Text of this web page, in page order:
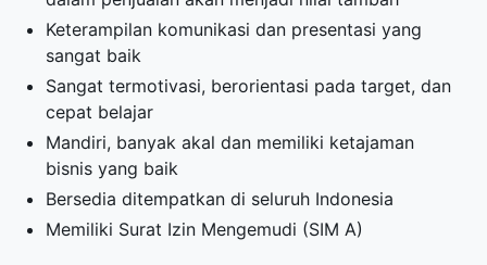
Keterampilan komunikasi dan presentasi yang
sangat baik
Sangat termotivasi, berorientasi pada target, dan
cepat belajar
Mandiri, banyak akal dan memiliki ketajaman
bisnis yang baik
Bersedia ditempatkan di seluruh Indonesia
Memiliki Surat Izin Mengemudi (SIM A)